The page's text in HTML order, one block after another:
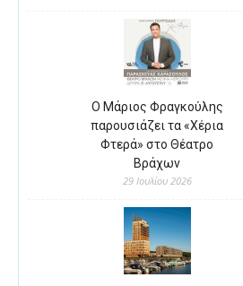
Ο Μάριος Φραγκούλης
παρουσιάζει τα «Χέρια
Φτερά» στο Θέατρο
Βράχων
29 Ιουλίου 2026